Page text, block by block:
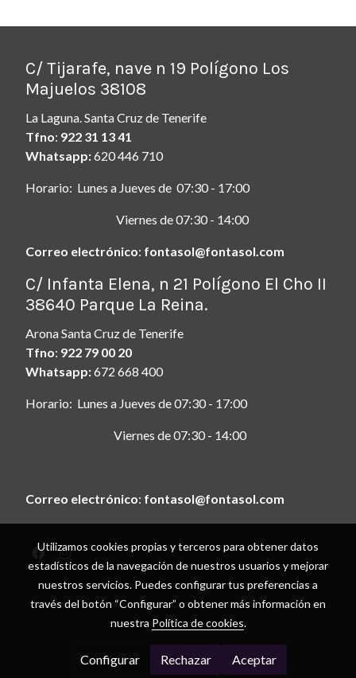
C/ Tijarafe, nave n 19 Polígono Los
Majuelos 38108
La Laguna. Santa Cruz de Tenerife
Tfno: 922 31 13 41
Whatsapp:620 446 710
Horario: Lunes a Jueves de 07:30 - 17:00
Viernes de 07:30 - 14:00
Correo electrónico: fontasol@fontasol.com
C/ Infanta Elena, n 21 Polígono El Cho II
38640 Parque La Reina.
Arona Santa Cruz de Tenerife
Tfno: 922 79 00 20
Whatsapp:672 668 400
Horario: Lunes a Jueves de 07:30 - 17:00
Viernes de 07:30 - 14:00
Correo electrónico: fontasol@fontasol.com
Aviso legal
Política de cookies
Política de privacidad
Utilizamos cookies propias y terceros para obtener datos
estadísticos de la navegación de nuestros usuarios y mejorar
nuestros servicios. Puedes configurar tus preferencias a
través del botón “Configurar” o obtener más información en
nuestra Política de cookies.
Configurar Rechazar Aceptar